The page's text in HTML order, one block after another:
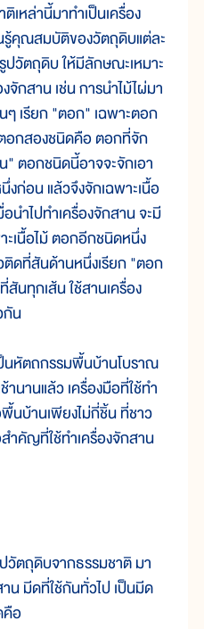
ล่านี้มาทำเป็นเครื่อง
คุณสมบัติของวัตถุดิบแต่ละ
ปวัตถุดิบ ให้มีลักษณะเหมาะ
จักสาน เช่น การนำไม้ไผ่มา
ๆ เรียก "ตอก" เฉพาะตอก
อกสองชนิดคือ ตอกที่จัก
ตอกชนิดนี้อาจจะจักเอา
ก่อน แล้วจึงจักเฉพาะเนื้อ
นำไปทำเครื่องจักสาน จะมี
เนื้อไม้ ตอกอีกชนิดหนึ่ง
ดที่สันด้านหนึ่งเรียก "ตอก
นทุกเส้น ใช้สานเครื่อง
กัน
หัตถกรรมพื้นบ้านโบราณ
นานแล้ว เครื่องมือที่ใช้ทำ
นบ้านเพียงไม่กี่ชิ้น ที่ชาว
ำคัญที่ใช้ทำเครื่องจักสาน
ถุดิบจากธรรมชาติ มา
น มีดที่ใช้กันทั่วไป เป็นมีด
คือ